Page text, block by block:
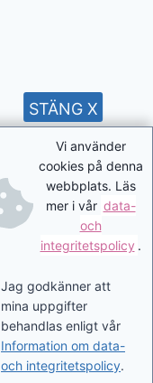
Vi använder
cookies på denna
webbplats. Läs
mer i vår data-
och
integritetspolicy .
Jag godkänner att
mina uppgifter
behandlas enligt vår
Information om data-
och integritetspolicy.
STÄNG X